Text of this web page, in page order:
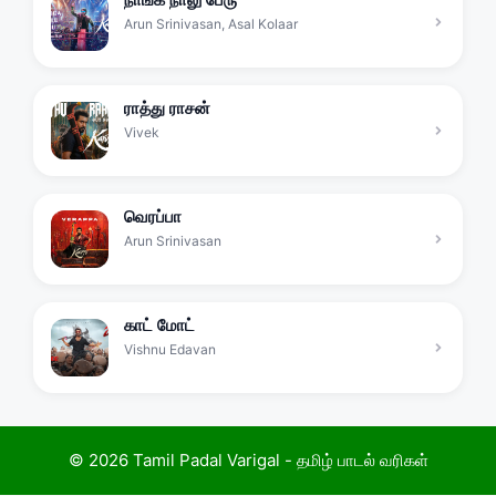
Arun Srinivasan Asal Kolaar
ராத்து ராசன்
Vivek
வெரப்பா
Arun Srinivasan
காட் மோட்
Vishnu Edavan
© 2026 Tamil Padal Varigal - தமிழ் பாடல் வரிகள்